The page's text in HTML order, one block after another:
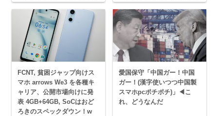
FCNT, 貧困ジャップ向けス
マホ arrows We3 を各種キ
ャリア、公開市場向けに発
表 4GB+64GB, SoCはおど
ろきのスペックダウン！w
愛国保守「中国ガー！中国
ガー！(漢字使いつつ中国製
スマホpcポチポチ)」◀こ
れ、どうなんだ